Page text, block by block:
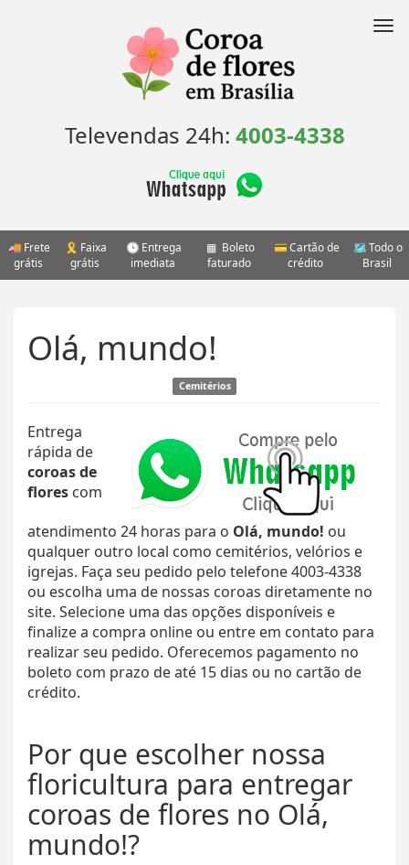
Televendas 24h: 4003-4338
Frete
grátis
Faixa
grátis
Entrega
imediata
Boleto
faturado
Cartão de
crédito
Todo o
Brasil
Olá, mundo!
Cemitérios
Entrega
rápida de
coroas de
flores com
atendimento 24 horas para o Olá, mundo! ou
qualquer outro local como cemitérios, velórios e
igrejas. Faça seu pedido pelo telefone 4003-4338
ou escolha uma de nossas coroas diretamente no
site. Selecione uma das opções disponíveis e
finalize a compra online ou entre em contato para
realizar seu pedido. Oferecemos pagamento no
boleto com prazo de até 15 dias ou no cartão de
crédito.
Por que escolher nossa
floricultura para entregar
coroas de flores no Olá,
mundo!?